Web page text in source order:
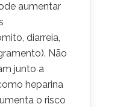
aumentar
diarreia,
Não
junto a
heparina
o risco